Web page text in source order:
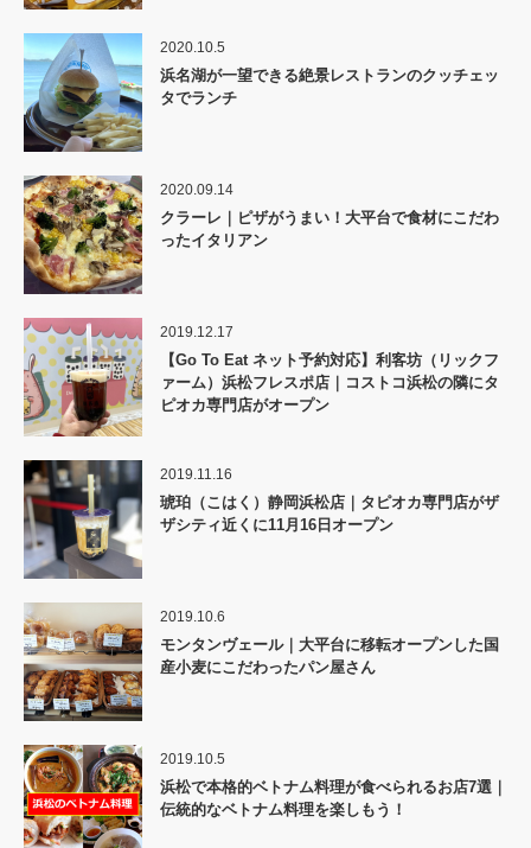
2020.10.5
浜名湖が一望できる絶景レストランのクッチェッ
タでランチ
2020.09.14
クラーレ｜ピザがうまい！大平台で食材にこだわ
ったイタリアン
2019.12.17
【Go To Eat ネット予約対応】利客坊（リックフ
ァーム）浜松フレスポ店｜コストコ浜松の隣にタ
ピオカ専門店がオープン
2019.11.16
琥珀（こはく）静岡浜松店｜タピオカ専門店がザ
ザシティ近くに11月16日オープン
2019.10.6
モンタンヴェール｜大平台に移転オープンした国
産小麦にこだわったパン屋さん
2019.10.5
浜松で本格的ベトナム料理が食べられるお店7選｜
伝統的なベトナム料理を楽しもう！